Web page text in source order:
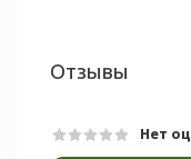
Отзывы
Нет